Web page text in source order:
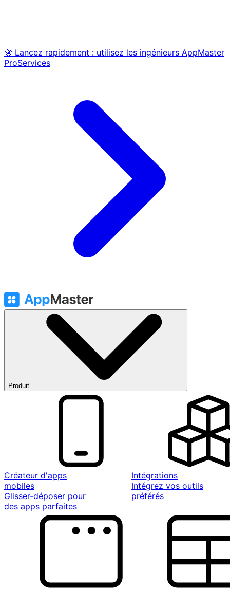
🚀 Lancez rapidement : utilisez les ingénieurs AppMaster
ProServices
Produit
Créateur d'apps
mobiles
Glisser-déposer pour
des apps parfaites
Intégrations
Intégrez vos outils
préférés